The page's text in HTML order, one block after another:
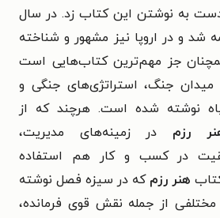
به نوشتن این کتاب زد. در سال
شد و در اروپا نیز مشهور و شناخته
جز مهم‌ترین کتاب‌هایی است
میدان جنگ، استراتژی‌های جنگی و
نوشته شده است. هرچند که از
رزم در زمینه‌های مدیریت،
در کسب و کار هم استفاده
هنر رزمکه در سیزه فصل نوشته
از جمله نقش قوی فرمانده،